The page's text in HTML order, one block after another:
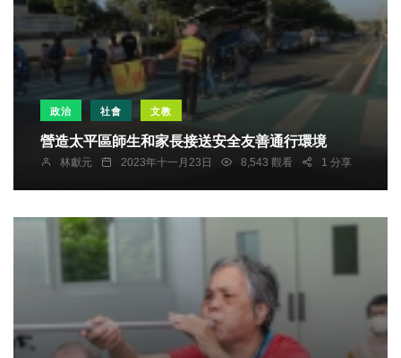
政治 社會 文教
營造太平區師生和家長接送安全友善通行環境
林獻元 2023年十一月23日 8,543 觀看 1 分享